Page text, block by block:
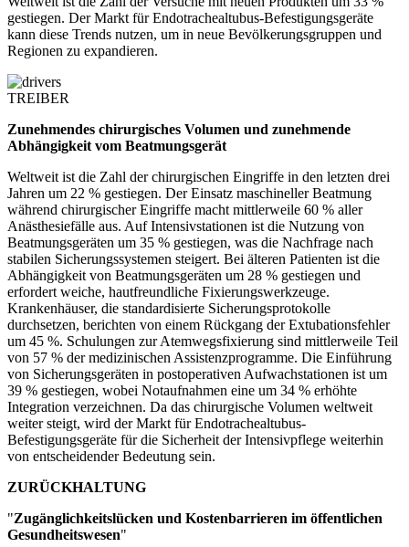
gestiegen. Der Markt für Endotrachealtubus-Befestigungsgeräte
kann diese Trends nutzen, um in neue Bevölkerungsgruppen und
Regionen zu expandieren.
TREIBER
Zunehmendes chirurgisches Volumen und zunehmende
Abhängigkeit vom Beatmungsgerät
Weltweit ist die Zahl der chirurgischen Eingriffe in den letzten drei
Jahren um 22 % gestiegen. Der Einsatz maschineller Beatmung
während chirurgischer Eingriffe macht mittlerweile 60 % aller
Anästhesiefälle aus. Auf Intensivstationen ist die Nutzung von
Beatmungsgeräten um 35 % gestiegen, was die Nachfrage nach
stabilen Sicherungssystemen steigert. Bei älteren Patienten ist die
Abhängigkeit von Beatmungsgeräten um 28 % gestiegen und
erfordert weiche, hautfreundliche Fixierungswerkzeuge.
Krankenhäuser, die standardisierte Sicherungsprotokolle
durchsetzen, berichten von einem Rückgang der Extubationsfehler
um 45 %. Schulungen zur Atemwegsfixierung sind mittlerweile Teil
von 57 % der medizinischen Assistenzprogramme. Die Einführung
von Sicherungsgeräten in postoperativen Aufwachstationen ist um
39 % gestiegen, wobei Notaufnahmen eine um 34 % erhöhte
Integration verzeichnen. Da das chirurgische Volumen weltweit
weiter steigt, wird der Markt für Endotrachealtubus-
Befestigungsgeräte für die Sicherheit der Intensivpflege weiterhin
von entscheidender Bedeutung sein.
ZURÜCKHALTUNG
"Zugänglichkeitslücken und Kostenbarrieren im öffentlichen
Gesundheitswesen"